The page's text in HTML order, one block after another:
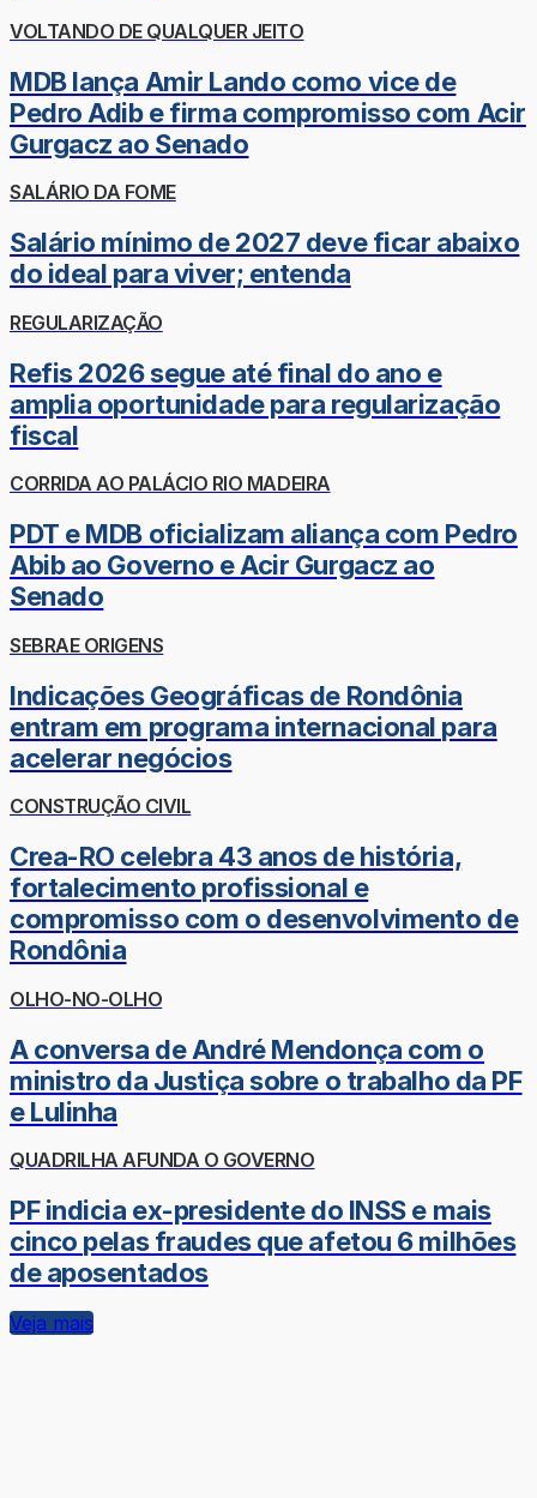
VOLTANDO DE QUALQUER JEITO
MDB lança Amir Lando como vice de
Pedro Adib e firma compromisso com Acir
Gurgacz ao Senado
SALÁRIO DA FOME
Salário mínimo de 2027 deve ficar abaixo
do ideal para viver; entenda
REGULARIZAÇÃO
Refis 2026 segue até final do ano e
amplia oportunidade para regularização
fiscal
CORRIDA AO PALÁCIO RIO MADEIRA
PDT e MDB oficializam aliança com Pedro
Abib ao Governo e Acir Gurgacz ao
Senado
SEBRAE ORIGENS
Indicações Geográficas de Rondônia
entram em programa internacional para
acelerar negócios
CONSTRUÇÃO CIVIL
Crea-RO celebra 43 anos de história,
fortalecimento profissional e
compromisso com o desenvolvimento de
Rondônia
OLHO-NO-OLHO
A conversa de André Mendonça com o
ministro da Justiça sobre o trabalho da PF
e Lulinha
QUADRILHA AFUNDA O GOVERNO
PF indicia ex-presidente do INSS e mais
cinco pelas fraudes que afetou 6 milhões
de aposentados
Veja mais